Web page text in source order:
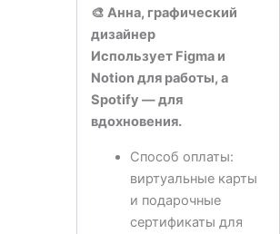
🎨 Анна, графический
дизайнер
Использует Figma и
Notion для работы, а
Spotify — для
вдохновения.
Способ оплаты:
виртуальные карты
и подарочные
сертификаты для